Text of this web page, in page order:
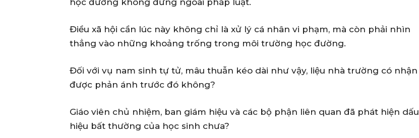
học đường không đứng ngoài pháp luật.
Điều xã hội cần lúc này không chỉ là xử lý cá nhân vi phạm, mà còn phải nhìn
thẳng vào những khoảng trống trong môi trường học đường.
Đối với vụ nam sinh tự tử, mâu thuẫn kéo dài như vậy, liệu nhà trường có nhận
được phản ánh trước đó không?
Giáo viên chủ nhiệm, ban giám hiệu và các bộ phận liên quan đã phát hiện dấu
hiệu bất thường của học sinh chưa?